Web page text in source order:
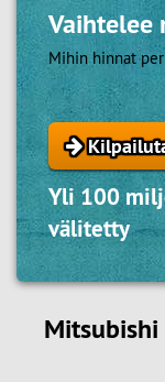
Vaihtelee
Mihin hinnat
Yli 100
välitetty